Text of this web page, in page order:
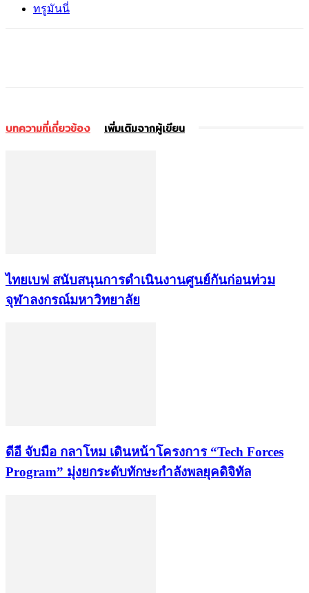
ทรูมันนี่
บทความที่เกี่ยวข้อง เพิ่มเติมจากผู้เขียน
ไทยเบฟ สนับสนุนการดำเนินงานศูนย์กันก่อนท่วม
จุฬาลงกรณ์มหาวิทยาลัย
ดีอี จับมือ กลาโหม เดินหน้าโครงการ “Tech Forces
Program” มุ่งยกระดับทักษะกำลังพลยุคดิจิทัล